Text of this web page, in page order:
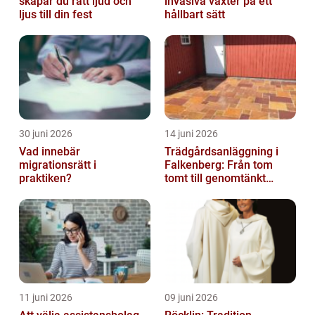
ljus till din fest
hållbart sätt
30 juni 2026
Vad innebär
migrationsrätt i
praktiken?
14 juni 2026
Trädgårdsanläggning i
Falkenberg: Från tom
tomt till genomtänkt
11 juni 2026 09 juni 2026